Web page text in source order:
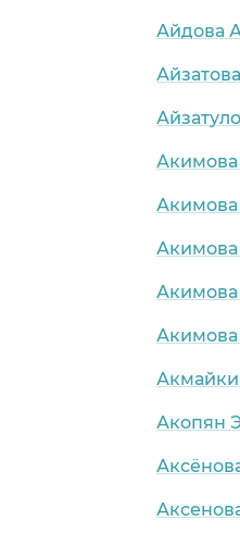
Айдова
Акимова
Акимова
Акимова
Акимова
Акопян